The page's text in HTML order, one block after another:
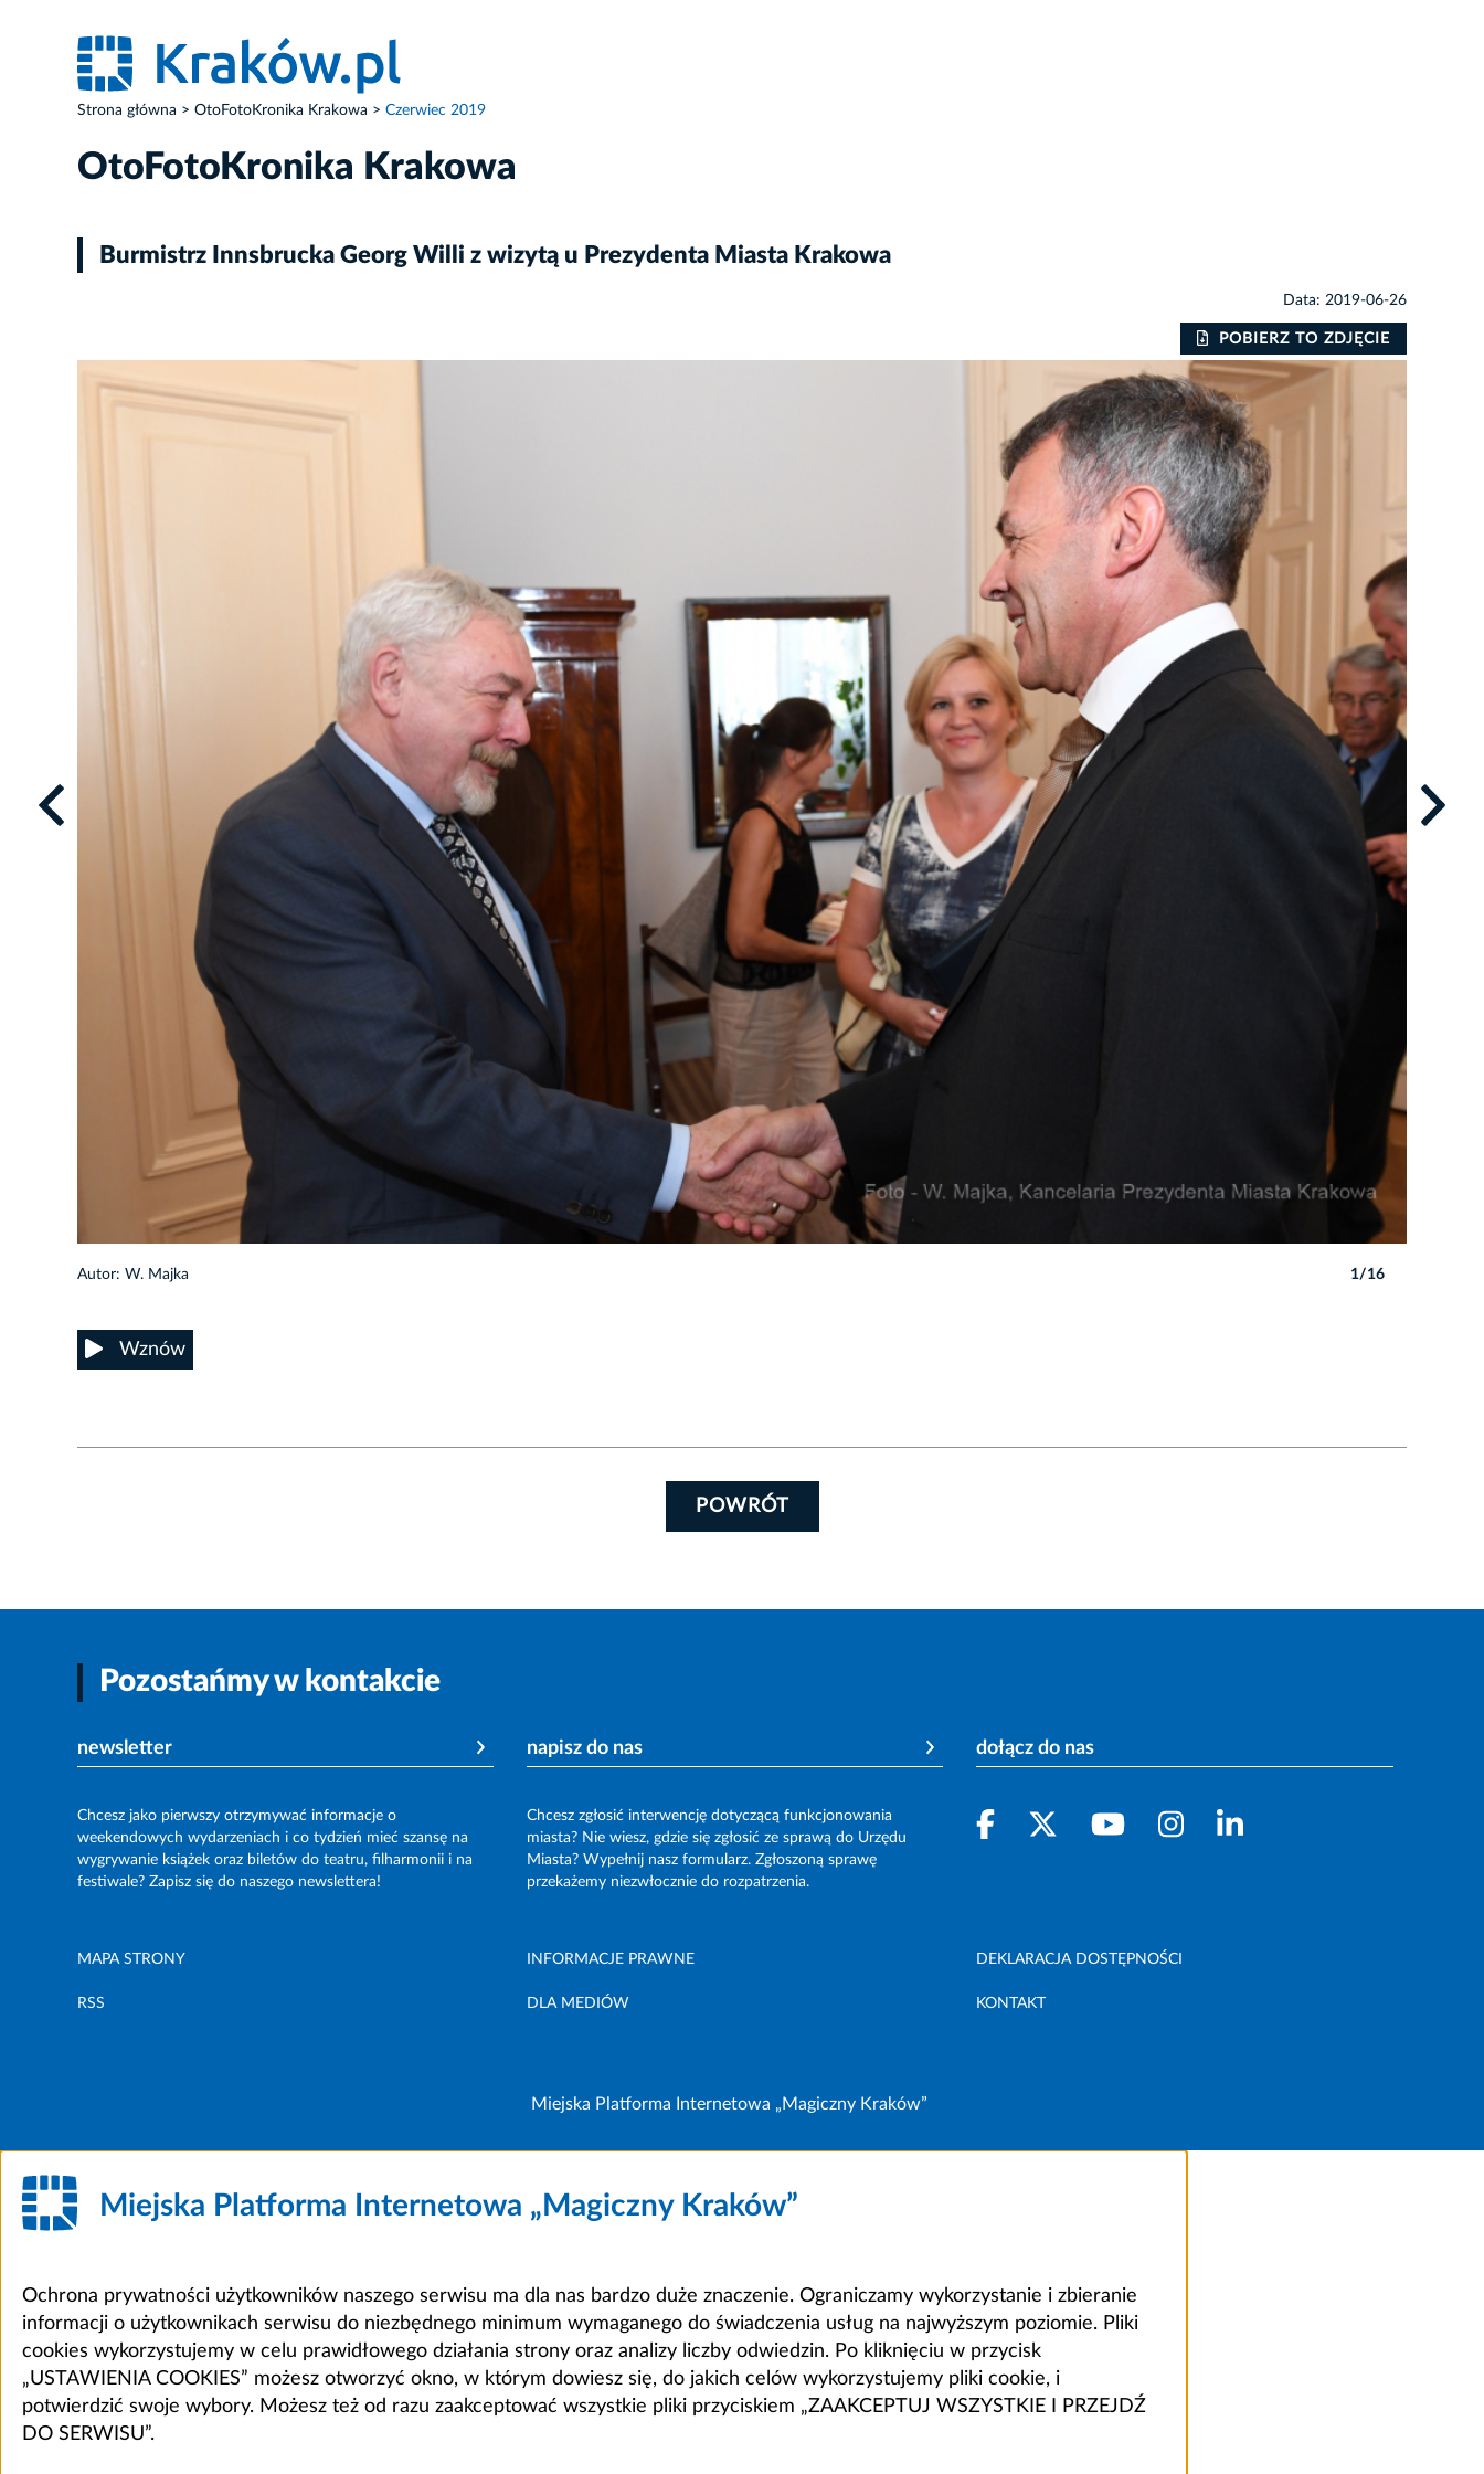
Strona główna OtoFotoKronika Krakowa Czerwiec 2019
OtoFotoKronika Krakowa
Burmistrz Innsbrucka Georg Willi z wizytą u Prezydenta Miasta Krakowa
Data: 2019-06-26
POBIERZ TO ZDJĘCIE
Autor: W. Majka 1/16
Wznów
POWRÓT
Pozostańmy w kontakcie
newsletter
Chcesz jako pierwszy otrzymywać informacje o
weekendowych wydarzeniach i co tydzień mieć szansę na
wygrywanie książek oraz biletów do teatru, filharmonii i na
festiwale? Zapisz się do naszego newslettera!
napisz do nas
Chcesz zgłosić interwencję dotyczącą funkcjonowania
miasta? Nie wiesz, gdzie się zgłosić ze sprawą do Urzędu
Miasta? Wypełnij nasz formularz. Zgłoszoną sprawę
przekażemy niezwłocznie do rozpatrzenia.
dołącz do nas
MAPA STRONY INFORMACJE PRAWNE DEKLARACJA DOSTĘPNOŚCI
RSS DLA MEDIÓW KONTAKT
Miejska Platforma Internetowa „Magiczny Kraków”
Miejska Platforma Internetowa „Magiczny Kraków”
Ochrona prywatności użytkowników naszego serwisu ma dla nas bardzo duże znaczenie. Ograniczamy wykorzystanie i zbieranie
informacji o użytkownikach serwisu do niezbędnego minimum wymaganego do świadczenia usług na najwyższym poziomie. Pliki
cookies wykorzystujemy w celu prawidłowego działania strony oraz analizy liczby odwiedzin. Po kliknięciu w przycisk
„USTAWIENIA COOKIES” możesz otworzyć okno, w którym dowiesz się, do jakich celów wykorzystujemy pliki cookie, i
potwierdzić swoje wybory. Możesz też od razu zaakceptować wszystkie pliki przyciskiem „ZAAKCEPTUJ WSZYSTKIE I PRZEJDŹ
DO SERWISU”.